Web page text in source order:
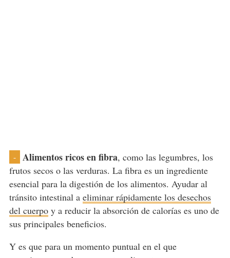
- Alimentos ricos en fibra, como las legumbres, los
frutos secos o las verduras. La fibra es un ingrediente
esencial para la digestión de los alimentos. Ayudar al
tránsito intestinal a eliminar rápidamente los desechos
del cuerpoy a reducir la absorción de calorías es uno de
sus principales beneficios.
Y es que para un momento puntual en el que